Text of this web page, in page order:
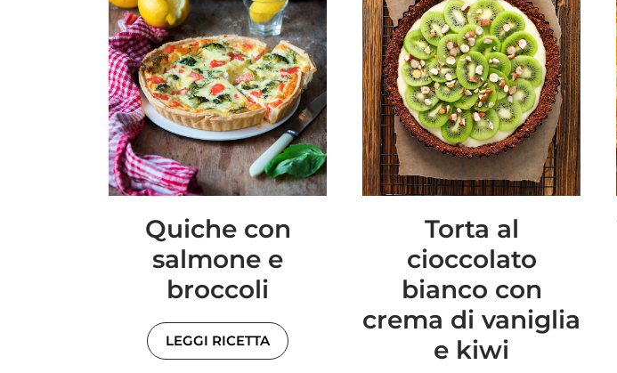
Quiche con
salmone e
broccoli
LEGGI RICETTA
Torta al
cioccolato
bianco con
crema di vaniglia
e kiwi